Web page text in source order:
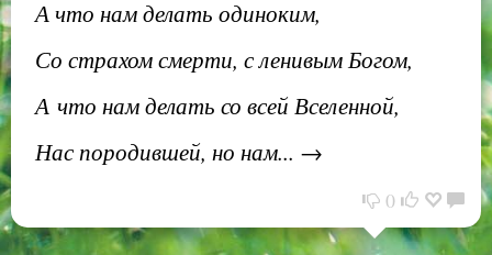
А что нам делать одиноким,
Со страхом смерти, с ленивым Богом,
А что нам делать со всей Вселенной,
Нас породившей, но нам... →
0